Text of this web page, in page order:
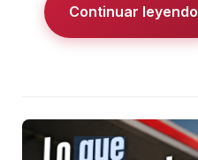
Continuar leyendo